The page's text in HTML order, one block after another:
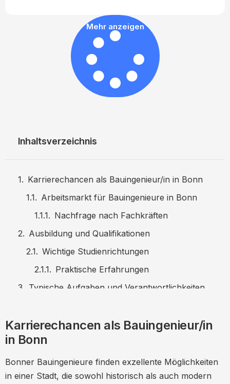
Mehr anzeigen
Inhaltsverzeichnis
Karrierechancen als Bauingenieur/in in Bonn
Arbeitsmarkt für Bauingenieure in Bonn
Nachfrage nach Fachkräften
Ausbildung und Qualifikationen
Wichtige Studienrichtungen
Praktische Erfahrungen
Typische Aufgaben und Verantwortlichkeiten
Einflussfaktoren auf das Gehalt
Karrierechancen und Aufstiegsmöglichkeiten
Führungskarrieren
Selbstständigkeit
Karrierechancen als Bauingenieur/in
in Bonn
Bonner Bauingenieure finden exzellente Möglichkeiten
in einer Stadt, die sowohl historisch als auch modern